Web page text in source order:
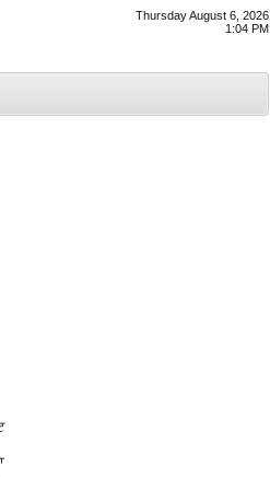
Thursday August 6, 2026
1:04 PM